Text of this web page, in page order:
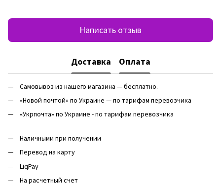
Написать отзыв
Доставка Оплата
Самовывоз из нашего магазина — бесплатно.
«Новой почтой» по Украине — по тарифам перевозчика
«Укрпочта» по Украине - по тарифам перевозчика
Наличными при получении
Перевод на карту
LiqPay
На расчетный счет